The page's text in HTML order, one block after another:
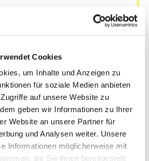
Cookies
um Inhalte und Anzeigen zu
für soziale Medien anbieten
auf unsere Website zu
geben wir Informationen zu Ihrer
Website an unsere Partner für
und Analysen weiter. Unsere
Informationen möglicherweise mit
die Sie ihnen bereitgestellt